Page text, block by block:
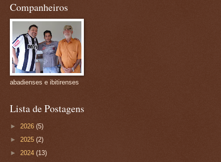
Companheiros
abadienses e ibitirenses
Lista de Postagens
► 2026 (5)
► 2025 (2)
► 2024 (13)